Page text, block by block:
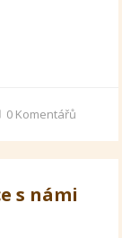
0 Komentářů
s námi